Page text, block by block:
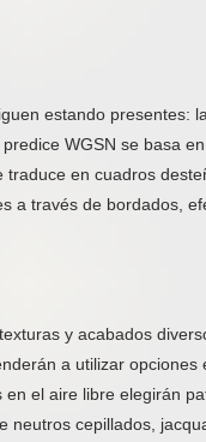
estando presentes:
WGSN se basa
en cuadros
a través de bordados,
y acabados
a utilizar
el aire libre elegirán
cepillados,